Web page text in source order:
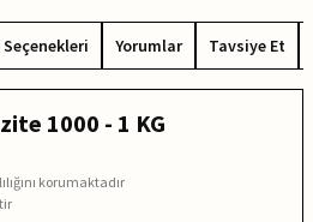
Seçenekleri Yorumlar Tavsiye Et
1000 - 1 KG
korumaktadır